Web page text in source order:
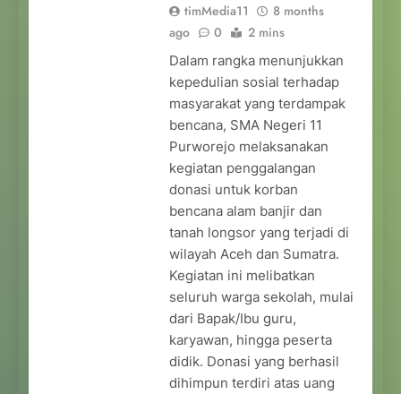
timMedia11
8 months
ago
0 2 mins
Dalam rangka menunjukkan
kepedulian sosial terhadap
masyarakat yang terdampak
bencana, SMA Negeri 11
Purworejo melaksanakan
kegiatan penggalangan
donasi untuk korban
bencana alam banjir dan
tanah longsor yang terjadi di
wilayah Aceh dan Sumatra.
Kegiatan ini melibatkan
seluruh warga sekolah, mulai
dari Bapak/Ibu guru,
karyawan, hingga peserta
didik. Donasi yang berhasil
dihimpun terdiri atas uang